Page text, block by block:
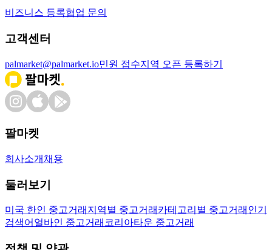
비즈니스 등록협업 문의
고객센터
palmarket@palmarket.io민원 접수지역 오픈 등록하기
팔마켓
회사소개 채용
둘러보기
미국 한인 중고거래 지역별 중고거래 카테고리별 중고거래 인기
검색어 얼바인 중고거래 코리아타운 중고거래